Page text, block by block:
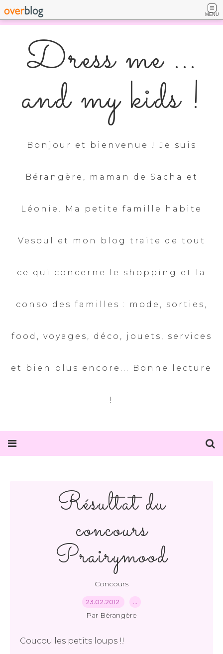
MENU
Dress me ...
and my kids !
Bonjour et bienvenue ! Je suis
Bérangère, maman de Sacha et
Léonie. Ma petite famille habite
Vesoul et mon blog traite de tout
ce qui concerne le shopping et la
conso des familles : mode, sorties,
food, voyages, déco, jouets, services
et bien plus encore... Bonne lecture
!
Résultat du
concours
Prairymood
Concours
23.02.2012 …
Par Bérangère
Coucou les petits loups !!